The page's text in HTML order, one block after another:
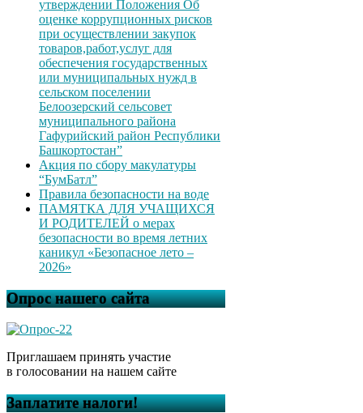
утверждении Положения Об
оценке коррупционных рисков
при осуществлении закупок
товаров,работ,услуг для
обеспечения государственных
или муниципальных нужд в
сельском поселении
Белоозерский сельсовет
муниципального района
Гафурийский район Республики
Башкортостан”
Акция по сбору макулатуры
“БумБатл”
Правила безопасности на воде
ПАМЯТКА ДЛЯ УЧАЩИХСЯ
И РОДИТЕЛЕЙ о мерах
безопасности во время летних
каникул «Безопасное лето –
2026»
Опрос нашего сайта
Приглашаем принять участие
в голосовании на нашем сайте
Заплатите налоги!